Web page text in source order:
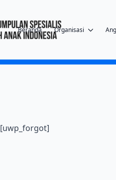
Beranda Organisasi
[uwp_forgot]